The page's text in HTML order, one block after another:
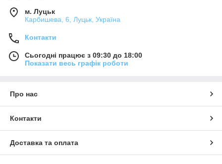
м. Луцьк
Карбишева, 6, Луцьк, Україна
Контакти
Сьогодні працює з 09:30 до 18:00
Показати весь графік роботи
Про нас
Контакти
Доставка та оплата